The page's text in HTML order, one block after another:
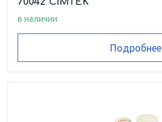
в наличии
Подробнее